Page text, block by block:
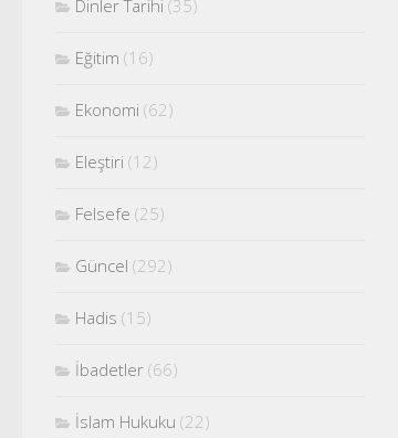
Dinler Tarihi (35)
Eğitim (16)
Ekonomi (62)
Eleştiri (12)
Felsefe (25)
Güncel (292)
Hadis (15)
İbadetler (66)
İslam Hukuku (22)